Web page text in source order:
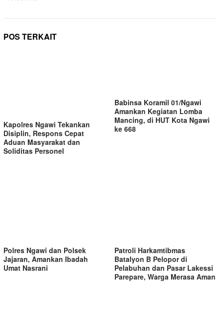
POS TERKAIT
Kapolres Ngawi Tekankan
Disiplin, Respons Cepat
Aduan Masyarakat dan
Soliditas Personel
Babinsa Koramil 01/Ngawi
Amankan Kegiatan Lomba
Mancing, di HUT Kota Ngawi
ke 668
Polres Ngawi dan Polsek
Jajaran, Amankan Ibadah
Umat Nasrani
Patroli Harkamtibmas
Batalyon B Pelopor di
Pelabuhan dan Pasar Lakessi
Parepare, Warga Merasa Aman